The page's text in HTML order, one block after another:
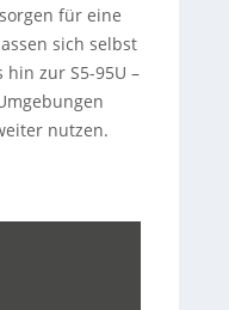
für eine
sich selbst
zur S5-95U –
nutzen.